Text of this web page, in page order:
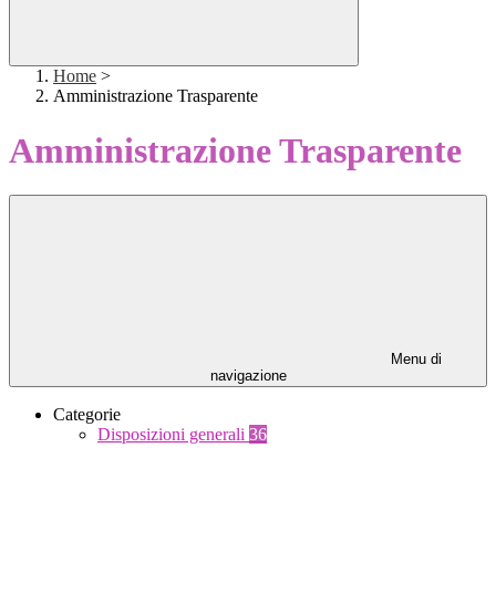
Home >
Amministrazione Trasparente
Amministrazione Trasparente
Menu di
navigazione
Categorie
Disposizioni generali 36